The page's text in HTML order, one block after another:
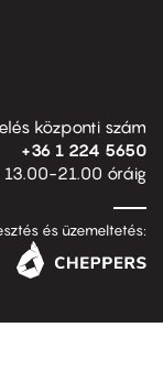
központi szám
+36 1 224 5650
13.00-21.00 óráig
és üzemeltetés: